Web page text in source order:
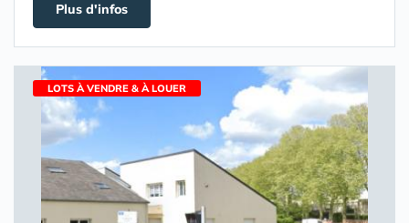
Plus d'infos
LOTS À VENDRE & À LOUER